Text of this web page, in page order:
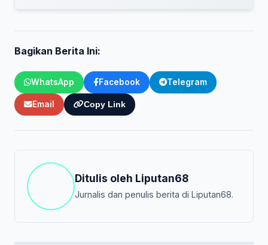
Bagikan Berita Ini:
WhatsApp Facebook Telegram
Email Copy Link
Ditulis oleh Liputan68
Jurnalis dan penulis berita di Liputan68.